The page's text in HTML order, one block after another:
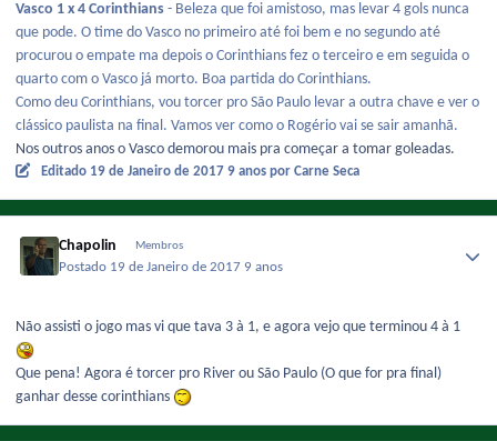
Vasco 1 x 4 Corinthians - Beleza que foi amistoso, mas levar 4 gols nunca
que pode. O time do Vasco no primeiro até foi bem e no segundo até
procurou o empate ma depois o Corinthians fez o terceiro e em seguida o
quarto com o Vasco já morto. Boa partida do Corinthians.
Como deu Corinthians, vou torcer pro São Paulo levar a outra chave e ver o
clássico paulista na final. Vamos ver como o Rogério vai se sair amanhã.
Nos outros anos o Vasco demorou mais pra começar a tomar goleadas.
Editado 19 de Janeiro de 2017 9 anos por Carne Seca
Chapolin Membros
Postado 19 de Janeiro de 2017 9 anos
Não assisti o jogo mas vi que tava 3 à 1, e agora vejo que terminou 4 à 1
Que pena! Agora é torcer pro River ou São Paulo (O que for pra final)
ganhar desse corinthians